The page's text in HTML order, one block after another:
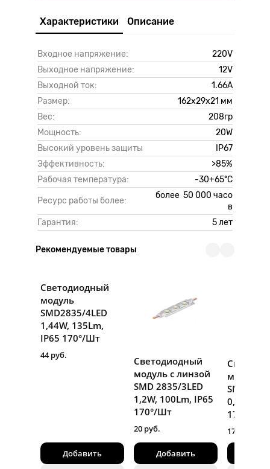
Характеристики Описание
Входное напряжение:
220V
Выходное напряжение:
12V
Выходной ток:
1.66А
Размер:
162х29х21 мм
Вес:
208гр
Мощность:
20W
Высокий уровень защиты
IP67
Эффективность:
>85%
Рабочая температура:
-30+65ºC
Ресурс работы более:
более 50 000 часо
в
Гарантия:
5 лет
Рекомендуемые товары
Светодиодный
модуль
SMD2835/4LED
1,44W, 135Lm,
IP65 170°/Шт
44 руб.
Добавить
Светодиодный
модуль с линзой
SMD 2835/3LED
1,2W, 100Lm, IP65
170°/Шт
20 руб.
Добавить
модуль
SMD
0,8W,
170°/Шт
17 руб.